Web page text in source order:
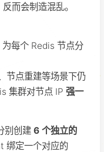
而会制造混乱。
为每个 Redis 节点分
节点重建等场景下仍
集群对节点 IP 强一
别创建 6 个独立的
绑定一个对应的